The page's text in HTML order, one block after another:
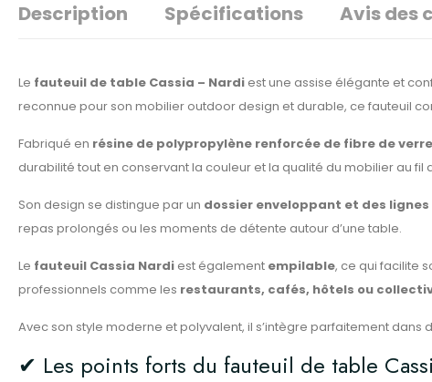
Description Spécifications Avis des
Le fauteuil de table Cassia – Nardi est une assise élégante et
reconnue pour son mobilier outdoor design et durable, ce fauteuil
Fabriqué en résine de polypropylène renforcée de fibre de verre
durabilité tout en conservant la couleur et la qualité du mobilier au fil
Son design se distingue par un dossier enveloppant et des lignes
repas prolongés ou les moments de détente autour d’une table.
Le fauteuil Cassia Nardi est également empilable, ce qui facilite
professionnels comme les restaurants, cafés, hôtels ou
Avec son style moderne et polyvalent, il s’intègre parfaitement dans
✔ Les points forts du fauteuil de table